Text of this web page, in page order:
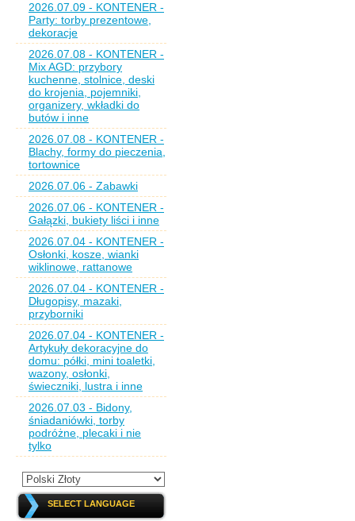
2026.07.09 - KONTENER -
Party: torby prezentowe,
dekoracje
2026.07.08 - KONTENER -
Mix AGD: przybory
kuchenne, stolnice, deski
do krojenia, pojemniki,
organizery, wkładki do
butów i inne
2026.07.08 - KONTENER -
Blachy, formy do pieczenia,
tortownice
2026.07.06 - Zabawki
2026.07.06 - KONTENER -
Gałązki, bukiety liści i inne
2026.07.04 - KONTENER -
Osłonki, kosze, wianki
wiklinowe, rattanowe
2026.07.04 - KONTENER -
Długopisy, mazaki,
przyborniki
2026.07.04 - KONTENER -
Artykuły dekoracyjne do
domu: półki, mini toaletki,
wazony, osłonki,
świeczniki, lustra i inne
2026.07.03 - Bidony,
śniadaniówki, torby
podróżne, plecaki i nie
tylko
SELECT LANGUAGE